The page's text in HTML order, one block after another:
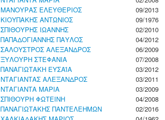
ΜΑΝΟΥΡΑΣ ΕΛΕΥΘΕΡΙΟΣ 09/2013
ΚΙΟΥΠΑΚΗΣ ΑΝΤΩΝΙΟΣ 09/1976
ΣΠΙΘΟΥΡΗΣ ΙΩΑΝΝΗΣ 02/2010
ΠΑΠΑΔΟΓΙΑΝΝΗΣ ΠΑΥΛΟΣ 04/2012
ΣΑΛΟΥΣΤΡΟΣ ΑΛΕΞΑΝΔΡΟΣ 06/2009
ΞΥΛΟΥΡΗ ΣΤΕΦΑΝΙΑ 07/2008
ΠΑΝΑΓΙΩΤΑΚΗ ΕΥΣΑΪΑ 03/2012
ΝΤΑΓΙΑΝΤΑΣ ΑΛΕΞΑΝΔΡΟΣ 03/2011
ΝΤΑΓΙΑΝΤΑ ΜΑΡΙΑ 03/2009
ΣΠΙΘΟΥΡΗ ΦΩΤΕΙΝΗ 04/2008
ΠΑΝΑΓΙΩΤΑΚΗΣ ΠΑΝΤΕΛΕΗΜΩΝ 02/2016